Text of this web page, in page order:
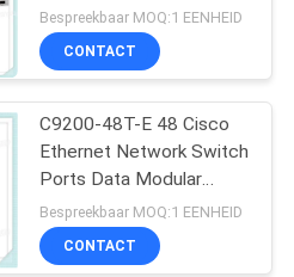
Netwerkhoofdzaak van
de Havenpoe+
Schakelaar
Bespreekbaar MOQ:1 EENHEID
CONTACT
C9200-48T-E 48 Cisco
Ethernet Network Switch
Ports Data Modular
Uplink Opties
Bespreekbaar MOQ:1 EENHEID
CONTACT